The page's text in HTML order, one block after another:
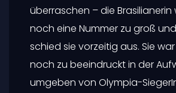
überraschen – die Brasilianerin
noch eine Nummer zu groß
schied sie vorzeitig aus. Sie
noch zu beeindruckt in der
umgeben von Olympia-